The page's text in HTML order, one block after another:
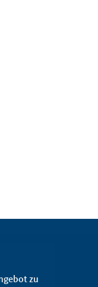
zu